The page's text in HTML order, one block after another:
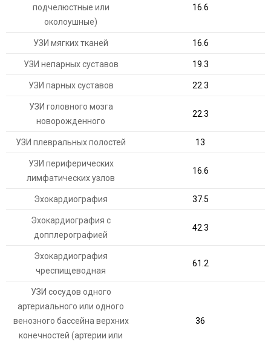
подчелюстные или
околоушные)
16.6
УЗИ мягких тканей 16.6
УЗИ непарных суставов 19.3
УЗИ парных суставов 22.3
УЗИ головного мозга
новорожденного
22.3
УЗИ плевральных полостей 13
УЗИ периферических
лимфатических узлов
16.6
Эхокардиография 37.5
Эхокардиография с
допплерографией
42.3
Эхокардиография
чреспищеводная
61.2
УЗИ сосудов одного
артериального или одного
венозного бассейна верхних
конечностей (артерии или
36